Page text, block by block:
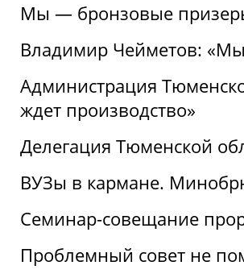
Мы — бронзовые
Владимир Чейметов:
Администрация
ждет производство»
Делегация Тюменской
ВУЗы в кармане.
Семинар-совещание
Проблемный совет не